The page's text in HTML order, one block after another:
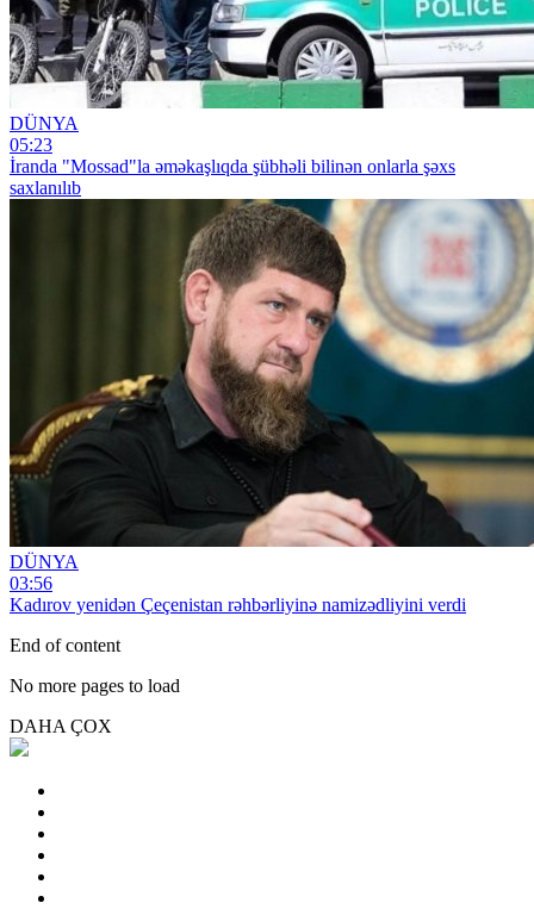
DÜNYA
05:23
İranda "Mossad"la əməkaşlıqda şübhəli bilinən onlarla şəxs
saxlanılıb
DÜNYA
03:56
Kadırov yenidən Çeçenistan rəhbərliyinə namizədliyini verdi
End of content
No more pages to load
DAHA ÇOX